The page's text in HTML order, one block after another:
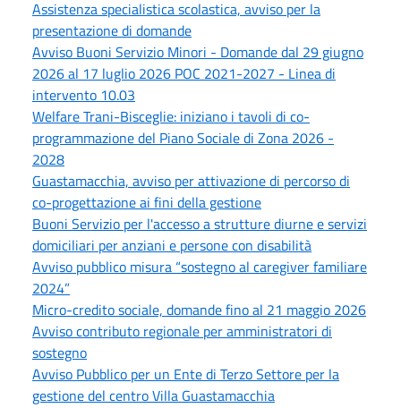
Assistenza specialistica scolastica, avviso per la
presentazione di domande
Avviso Buoni Servizio Minori - Domande dal 29 giugno
2026 al 17 luglio 2026 POC 2021-2027 - Linea di
intervento 10.03
Welfare Trani-Bisceglie: iniziano i tavoli di co-
programmazione del Piano Sociale di Zona 2026 -
2028
Guastamacchia, avviso per attivazione di percorso di
co-progettazione ai fini della gestione
Buoni Servizio per l'accesso a strutture diurne e servizi
domiciliari per anziani e persone con disabilità
Avviso pubblico misura “sostegno al caregiver familiare
2024”
Micro-credito sociale, domande fino al 21 maggio 2026
Avviso contributo regionale per amministratori di
sostegno
Avviso Pubblico per un Ente di Terzo Settore per la
gestione del centro Villa Guastamacchia